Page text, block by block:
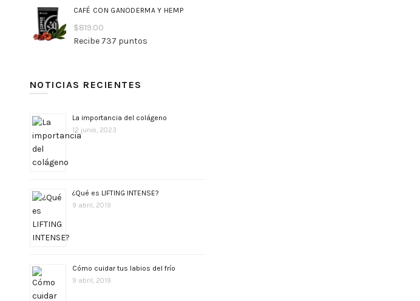
CAFÉ CON GANODERMA Y HEMP
$819.00
Recibe 737 puntos
NOTICIAS RECIENTES
La importancia del colágeno
12 junio, 2023
¿Qué es LIFTING INTENSE?
9 abril, 2019
Cómo cuidar tus labios del frío
9 abril, 2019